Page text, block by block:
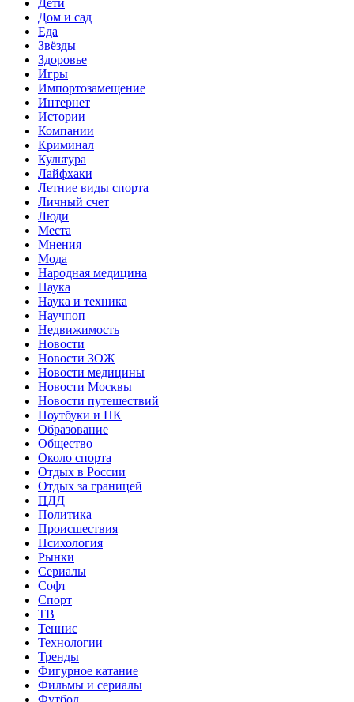
Дом и сад
Еда
Звёзды
Здоровье
Игры
Импортозамещение
Интернет
Истории
Компании
Криминал
Культура
Лайфхаки
Летние виды спорта
Личный счет
Люди
Места
Мнения
Мода
Народная медицина
Наука
Наука и техника
Научпоп
Недвижимость
Новости
Новости ЗОЖ
Новости медицины
Новости Москвы
Новости путешествий
Ноутбуки и ПК
Образование
Общество
Около спорта
Отдых в России
Отдых за границей
ПДД
Политика
Происшествия
Психология
Рынки
Сериалы
Софт
Спорт
ТВ
Теннис
Технологии
Тренды
Фигурное катание
Фильмы и сериалы
Футбол